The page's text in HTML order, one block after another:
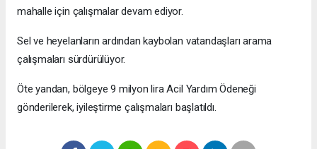
mahalle için çalışmalar devam ediyor.
Sel ve heyelanların ardından kaybolan vatandaşları arama
çalışmaları sürdürülüyor.
Öte yandan, bölgeye 9 milyon lira Acil Yardım Ödeneği
gönderilerek, iyileştirme çalışmaları başlatıldı.